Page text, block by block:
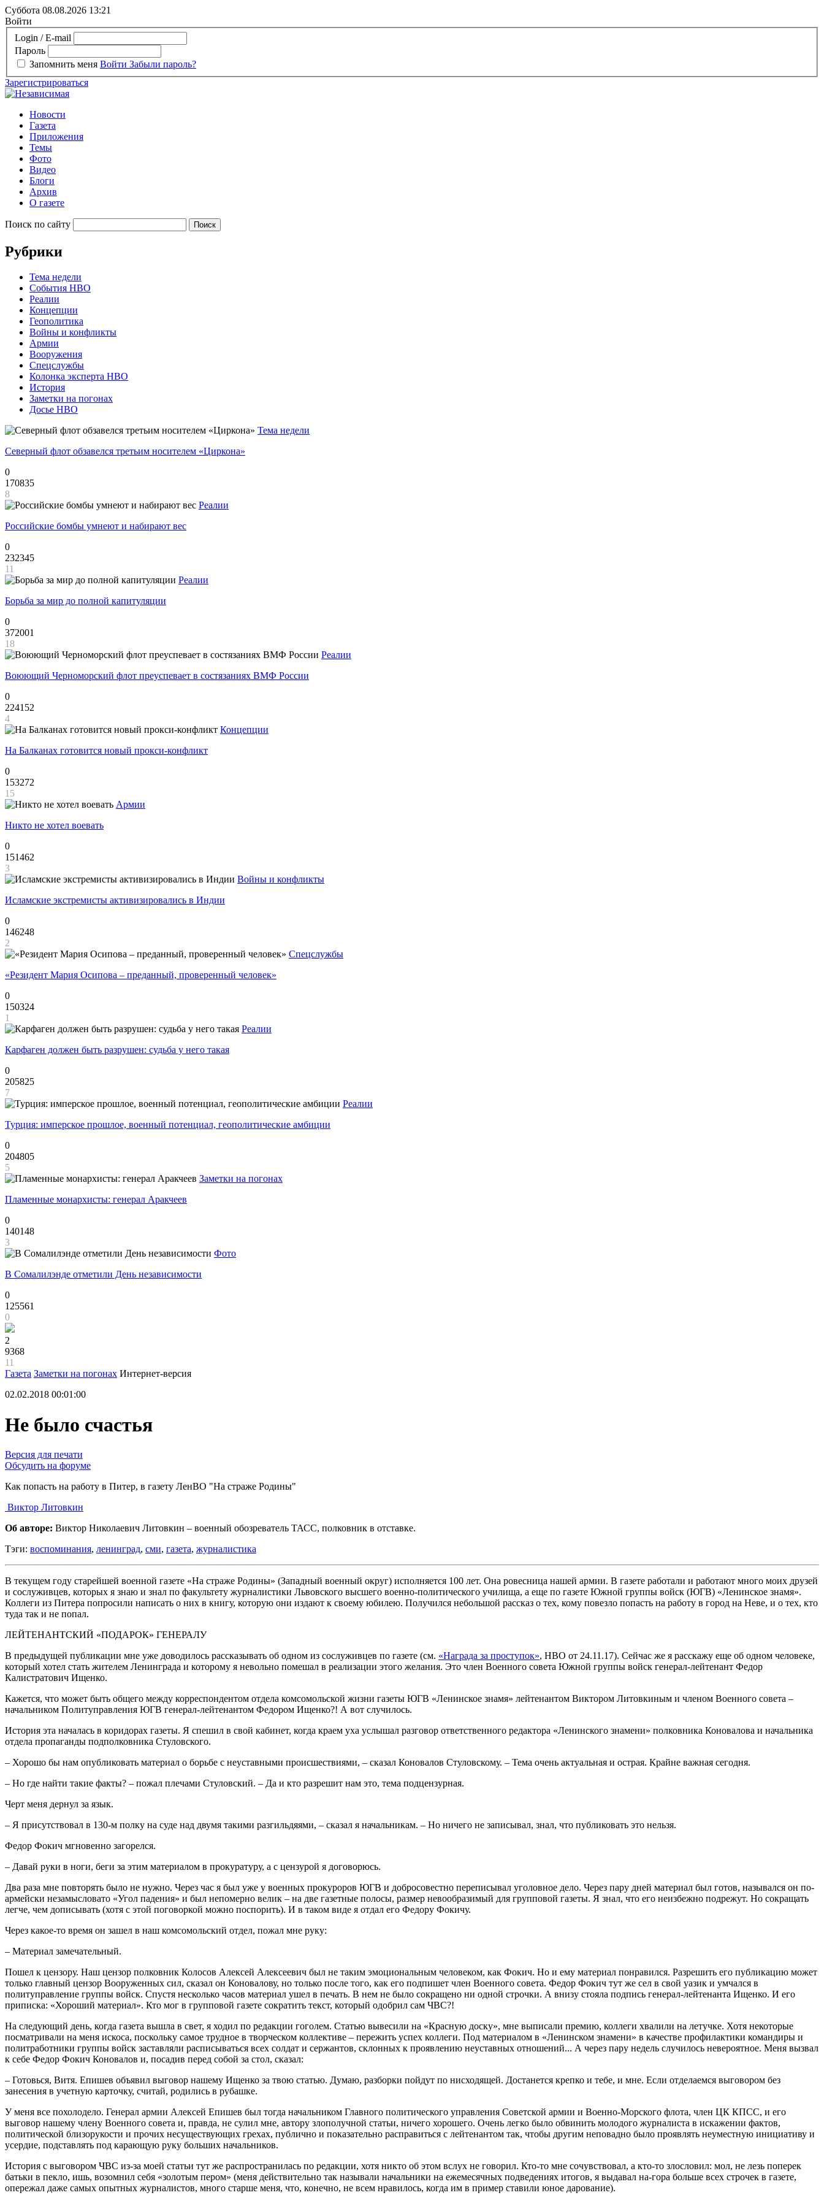
Суббота 08.08.2026 13:21
Войти
Login / E-mail
Пароль
Запомнить меня Войти Забыли пароль?
Зарегистрироваться
Новости
Газета
Приложения
Темы
Фото
Видео
Блоги
Архив
О газете
Поиск по сайту
Рубрики
Тема недели
События НВО
Реалии
Концепции
Геополитика
Войны и конфликты
Армии
Вооружения
Спецслужбы
Колонка эксперта НВО
История
Заметки на погонах
Досье НВО
Тема недели
Северный флот обзавелся третьим носителем «Циркона»
0
170835
8
Реалии
Российские бомбы умнеют и набирают вес
0
232345
11
Реалии
Борьба за мир до полной капитуляции
0
372001
18
Реалии
Воюющий Черноморский флот преуспевает в состязаниях ВМФ России
0
224152
4
Концепции
На Балканах готовится новый прокси-конфликт
0
153272
15
Армии
Никто не хотел воевать
0
151462
3
Войны и конфликты
Исламские экстремисты активизировались в Индии
0
146248
2
Спецслужбы
«Резидент Мария Осипова – преданный, проверенный человек»
0
150324
1
Реалии
Карфаген должен быть разрушен: судьба у него такая
0
205825
7
Реалии
Турция: имперское прошлое, военный потенциал, геополитические амбиции
0
204805
5
Заметки на погонах
Пламенные монархисты: генерал Аракчеев
0
140148
3
Фото
В Сомалилэнде отметили День независимости
0
125561
0
2
9368
11
Газета Заметки на погонах Интернет-версия
02.02.2018 00:01:00
Не было счастья
Версия для печати
Обсудить на форуме
Как попасть на работу в Питер, в газету ЛенВО "На страже Родины"
Виктор Литовкин
Об авторе: Виктор Николаевич Литовкин – военный обозреватель ТАСС, полковник в отставке.
Тэги: воспоминания, ленинград, сми, газета, журналистика
В текущем году старейшей военной газете «На страже Родины» (Западный военный округ) исполняется 100 лет. Она ровесница нашей армии. В газете работали и работают много моих друзей
и сослуживцев, которых я знаю и знал по факультету журналистики Львовского высшего военно-политического училища, а еще по газете Южной группы войск (ЮГВ) «Ленинское знамя».
Коллеги из Питера попросили написать о них в книгу, которую они издают к своему юбилею. Получился небольшой рассказ о тех, кому повезло попасть на работу в город на Неве, и о тех, кто
туда так и не попал.
ЛЕЙТЕНАНТСКИЙ «ПОДАРОК» ГЕНЕРАЛУ
В предыдущей публикации мне уже доводилось рассказывать об одном из сослуживцев по газете (см. «Награда за проступок», НВО от 24.11.17). Сейчас же я расскажу еще об одном человеке,
который хотел стать жителем Ленинграда и которому я невольно помешал в реализации этого желания. Это член Военного совета Южной группы войск генерал-лейтенант Федор
Калистратович Ищенко.
Кажется, что может быть общего между корреспондентом отдела комсомольской жизни газеты ЮГВ «Ленинское знамя» лейтенантом Виктором Литовкиным и членом Военного совета –
начальником Политуправления ЮГВ генерал-лейтенантом Федором Ищенко?! А вот случилось.
История эта началась в коридорах газеты. Я спешил в свой кабинет, когда краем уха услышал разговор ответственного редактора «Ленинского знамени» полковника Коновалова и начальника
отдела пропаганды подполковника Стуловского.
– Хорошо бы нам опубликовать материал о борьбе с неуставными происшествиями, – сказал Коновалов Стуловскому. – Тема очень актуальная и острая. Крайне важная сегодня.
– Но где найти такие факты? – пожал плечами Стуловский. – Да и кто разрешит нам это, тема подцензурная.
Черт меня дернул за язык.
– Я присутствовал в 130-м полку на суде над двумя такими разгильдяями, – сказал я начальникам. – Но ничего не записывал, знал, что публиковать это нельзя.
Федор Фокич мгновенно загорелся.
– Давай руки в ноги, беги за этим материалом в прокуратуру, а с цензурой я договорюсь.
Два раза мне повторять было не нужно. Через час я был уже у военных прокуроров ЮГВ и добросовестно переписывал уголовное дело. Через пару дней материал был готов, назывался он по-
армейски незамысловато «Угол падения» и был непомерно велик – на две газетные полосы, размер невообразимый для групповой газеты. Я знал, что его неизбежно подрежут. Но сокращать
легче, чем дописывать (хотя с этой поговоркой можно поспорить). И в таком виде я отдал его Федору Фокичу.
Через какое-то время он зашел в наш комсомольский отдел, пожал мне руку:
– Материал замечательный.
Пошел к цензору. Наш цензор полковник Колосов Алексей Алексеевич был не таким эмоциональным человеком, как Фокич. Но и ему материал понравился. Разрешить его публикацию может
только главный цензор Вооруженных сил, сказал он Коновалову, но только после того, как его подпишет член Военного совета. Федор Фокич тут же сел в свой уазик и умчался в
политуправление группы войск. Спустя несколько часов материал ушел в печать. В нем не было сокращено ни одной строчки. А внизу стояла подпись генерал-лейтенанта Ищенко. И его
приписка: «Хороший материал». Кто мог в групповой газете сократить текст, который одобрил сам ЧВС?!
На следующий день, когда газета вышла в свет, я ходил по редакции гоголем. Статью вывесили на «Красную доску», мне выписали премию, коллеги хвалили на летучке. Хотя некоторые
посматривали на меня искоса, поскольку самое трудное в творческом коллективе – пережить успех коллеги. Под материалом в «Ленинском знамени» в качестве профилактики командиры и
политработники группы войск заставляли расписываться всех солдат и сержантов, склонных к проявлению неуставных отношений... А через пару недель случилось невероятное. Меня вызвал
к себе Федор Фокич Коновалов и, посадив перед собой за стол, сказал:
– Готовься, Витя. Епишев объявил выговор нашему Ищенко за твою статью. Думаю, разборки пойдут по нисходящей. Достанется крепко и тебе, и мне. Если отделаемся выговором без
занесения в учетную карточку, считай, родились в рубашке.
У меня все похолодело. Генерал армии Алексей Епишев был тогда начальником Главного политического управления Советской армии и Военно-Морского флота, член ЦК КПСС, и его
выговор нашему члену Военного совета и, правда, не сулил мне, автору злополучной статьи, ничего хорошего. Очень легко было обвинить молодого журналиста в искажении фактов,
политической близорукости и прочих несуществующих грехах, публично и показательно расправиться с лейтенантом так, чтобы другим неповадно было проявлять неуместную инициативу и
усердие, подставлять под карающую руку больших начальников.
История с выговором ЧВС из-за моей статьи тут же распространилась по редакции, хотя никто об этом вслух не говорил. Кто-то мне сочувствовал, а кто-то злословил: мол, не лезь поперек
батьки в пекло, ишь, возомнил себя «золотым пером» (меня действительно так называли начальники на ежемесячных подведениях итогов, я выдавал на-гора больше всех строчек в газете,
опережал даже самых опытных журналистов, много старше меня, что, конечно, не всем нравилось, когда им в пример ставили юное дарование).